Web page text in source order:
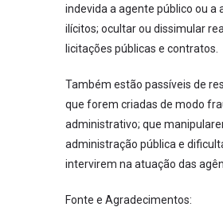
indevida a agente público ou a
ilícitos; ocultar ou dissimular
licitações públicas e contratos.
Também estão passíveis de
que forem criadas de modo
administrativo; que
administração pública e
intervirem na atuação das
Fonte e Agradecimentos: